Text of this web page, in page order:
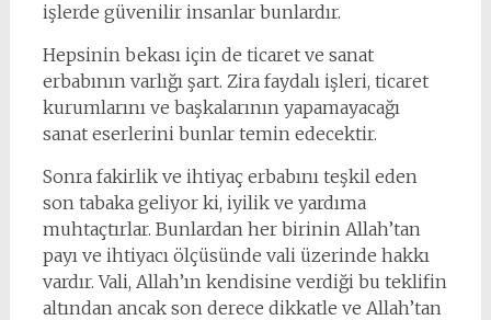
işlerde güvenilir insanlar bunlardır.
Hepsinin bekası için de ticaret ve sanat
erbabının varlığı şart. Zira faydalı işleri, ticaret
kurumlarını ve başkalarının yapamayacağı
sanat eserlerini bunlar temin edecektir.
Sonra fakirlik ve ihtiyaç erbabını teşkil eden
son tabaka geliyor ki, iyilik ve yardıma
muhtaçtırlar. Bunlardan her birinin Allah’tan
payı ve ihtiyacı ölçüsünde vali üzerinde hakkı
vardır. Vali, Allah’ın kendisine verdiği bu teklifin
altından ancak son derece dikkatle ve Allah’tan